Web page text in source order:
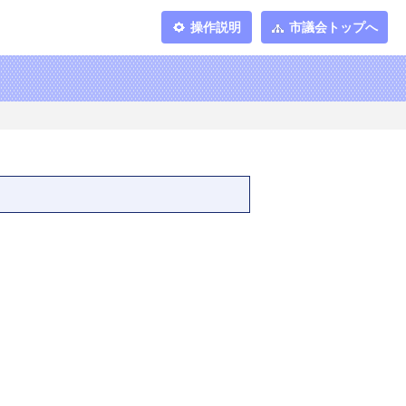
操作説明 市議会トップへ